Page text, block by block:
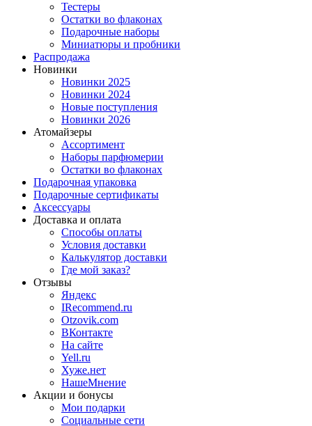
Тестеры
Остатки во флаконах
Подарочные наборы
Миниатюры и пробники
Распродажа
Новинки
Новинки 2025
Новинки 2024
Новые поступления
Новинки 2026
Атомайзеры
Ассортимент
Наборы парфюмерии
Остатки во флаконах
Подарочная упаковка
Подарочные сертификаты
Аксессуары
Доставка и оплата
Способы оплаты
Условия доставки
Калькулятор доставки
Где мой заказ?
Отзывы
Яндекс
IRecommend.ru
Otzovik.com
ВКонтакте
На сайте
Yell.ru
Хуже.нет
НашеМнение
Акции и бонусы
Мои подарки
Социальные сети